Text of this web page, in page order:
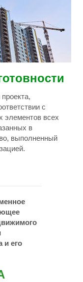
с
элементов всех
в
выполненный
и его